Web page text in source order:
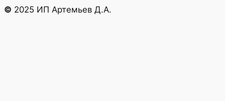
© 2025 ИП Артемьев Д.А.